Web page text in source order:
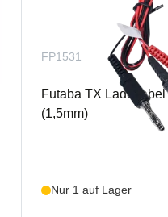
FP1531
Futaba TX
(1,5mm)
Nur 1 auf Lager